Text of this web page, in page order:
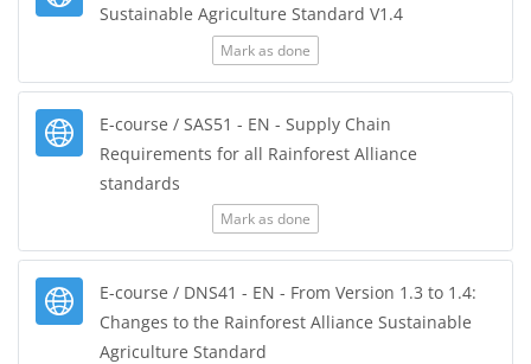
Sustainable Agriculture Standard V1.4URL
Mark as done
E-course / SAS51 - EN - Supply Chain
Requirements for all Rainforest Alliance
standards
Mark as done
E-course / DNS41 - EN - From Version 1.3 to 1.4:
Changes to the Rainforest Alliance Sustainable
Agriculture Standard